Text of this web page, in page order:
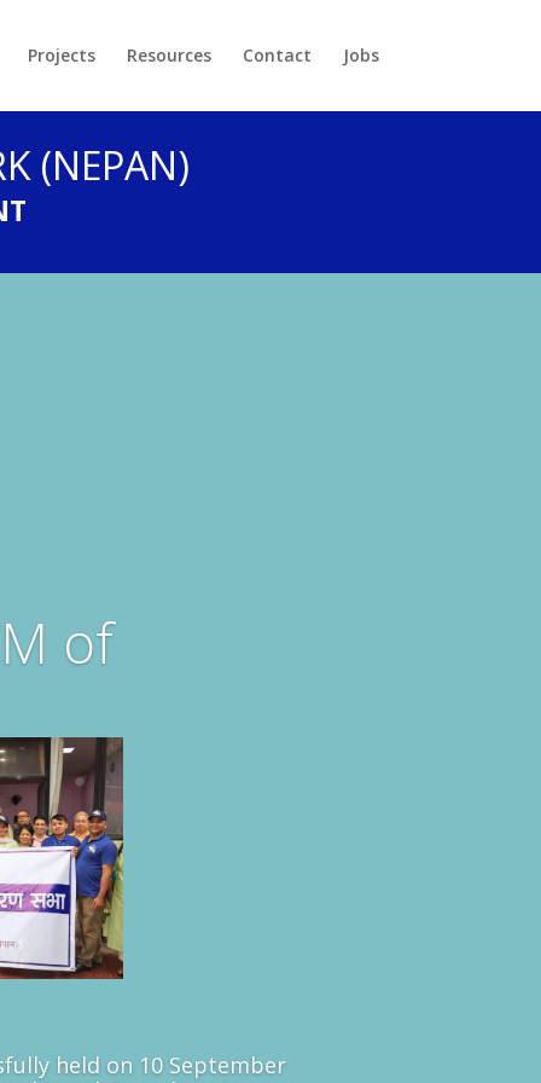
Projects Resources Contact Jobs
(NEPAN)
of
held on 10 September